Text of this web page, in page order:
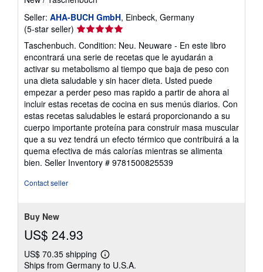
Seller: AHA-BUCH GmbH, Einbeck, Germany
(5-star seller) Seller
rating
5
out
of
5
stars
Taschenbuch. Condition: Neu. Neuware - En este libro
encontrará una serie de recetas que le ayudarán a
activar su metabolismo al tiempo que baja de peso con
una dieta saludable y sin hacer dieta. Usted puede
empezar a perder peso mas rapido a partir de ahora al
incluir estas recetas de cocina en sus menús diarios. Con
estas recetas saludables le estará proporcionando a su
cuerpo importante proteína para construir masa muscular
que a su vez tendrá un efecto térmico que contribuirá a la
quema efectiva de más calorías mientras se alimenta
bien. Seller Inventory # 9781500825539
Contact seller
Buy New
US$ 24.93
US$ 70.35 shipping
Learn
more
Ships from Germany to U.S.A.